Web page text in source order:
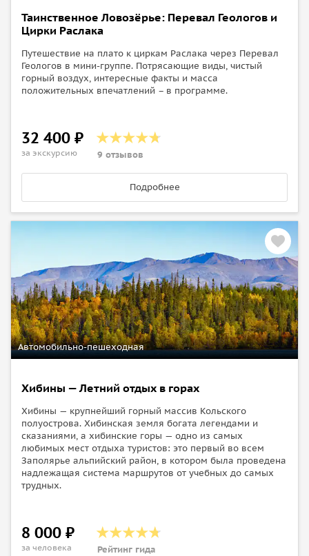
Таинственное Ловозёрье: Перевал Геологов и
Цирки Раслака
Путешествие на плато к циркам Раслака через Перевал
Геологов в мини-группе. Потрясающие виды, чистый
горный воздух, интересные факты и масса
положительных впечатлений – в программе.
32 400 ₽
за экскурсию 9 отзывов
Подробнее
Автомобильно-пешеходная
Хибины — Летний отдых в горах
Хибины — крупнейший горный массив Кольского
полуострова. Хибинская земля богата легендами и
сказаниями, а хибинские горы — одно из самых
любимых мест отдыха туристов: это первый во всем
Заполярье альпийский район, в котором была проведена
надлежащая система маршрутов от учебных до самых
трудных.
8 000 ₽
за человека Рейтинг гида